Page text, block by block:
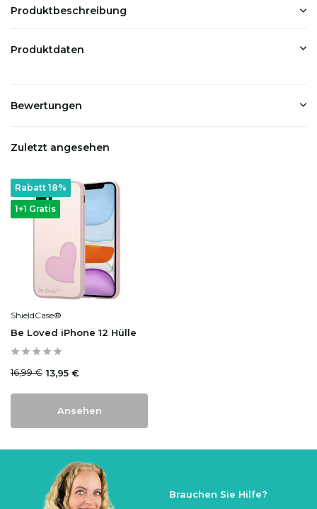
Produktbeschreibung
Produktdaten
Bewertungen
Zuletzt angesehen
1+1 Gratis
Rabatt 18%
ShieldCase®
Be Loved iPhone 12 Hülle
16,99 € 13,95 €
Ansehen
Brauchen Sie Hilfe?